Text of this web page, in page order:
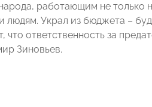
работающим не только
людям. Украл из бюджета –
что ответственность за
Зиновьев.